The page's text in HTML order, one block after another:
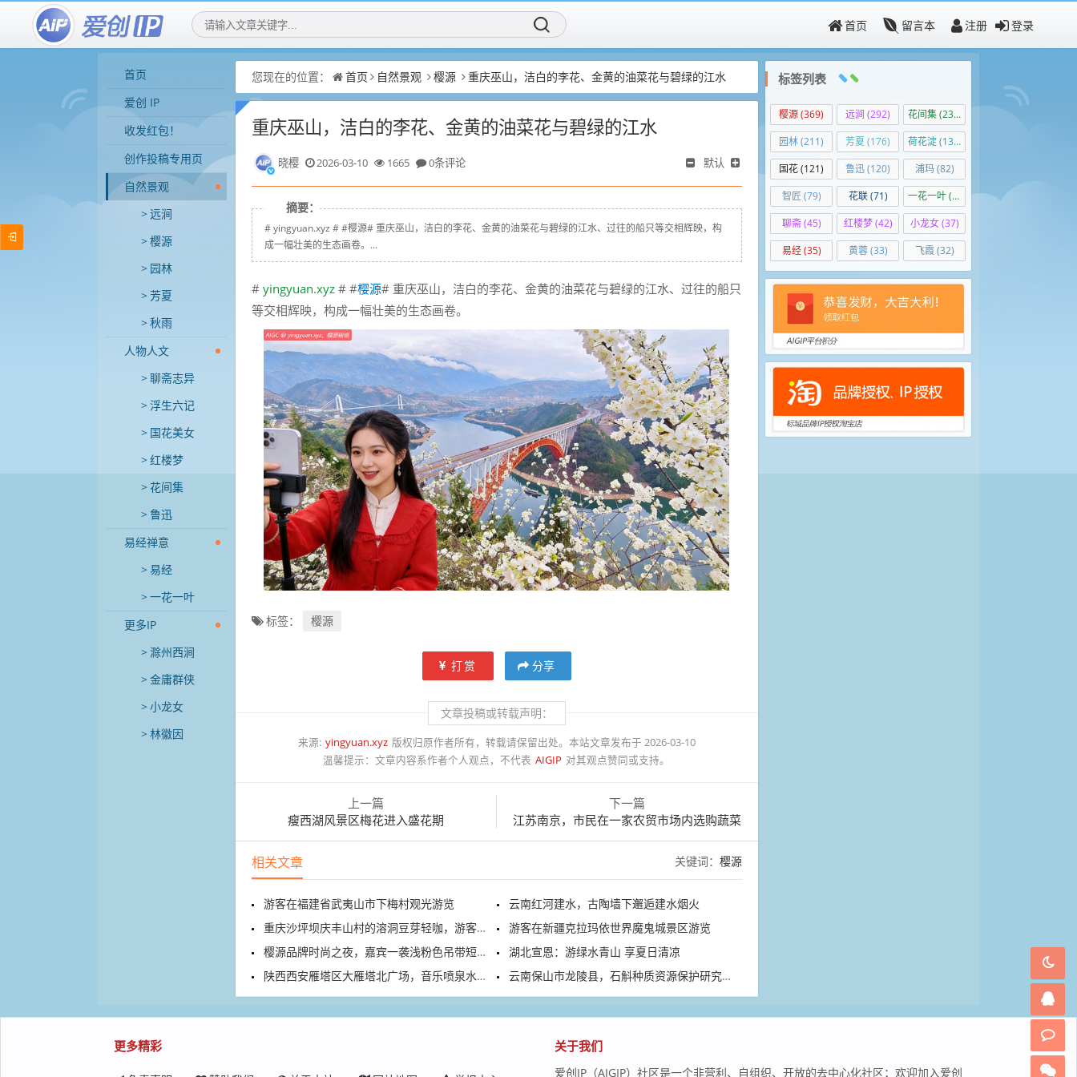
首页 留言本 注册 登录
首页
爱创 IP
收发红包！
创作投稿专用页
自然景观
远涧
樱源
园林
芳夏
秋雨
人物人文
聊斋志异
浮生六记
国花美女
红楼梦
花间集
鲁迅
易经禅意
易经
一花一叶
更多IP
滁州西涧
金庸群侠
小龙女
林徽因
您现在的位置： 首页 自然景观 樱源 重庆巫山，洁白的李花、金黄的油菜花与碧绿的江水
重庆巫山，洁白的李花、金黄的油菜花与碧绿的江水
晓樱 2026-03-10 1665 0条评论 默认
摘要：
# yingyuan.xyz # #樱源# 重庆巫山，洁白的李花、金黄的油菜花与碧绿的江水、过往的船只等交相辉映，构
成一幅壮美的生态画卷。...
# yingyuan.xyz # #樱源# 重庆巫山，洁白的李花、金黄的油菜花与碧绿的江水、过往的船只
等交相辉映，构成一幅壮美的生态画卷。
标签： 樱源
打赏 分享
文章投稿或转载声明：
来源: yingyuan.xyz 版权归原作者所有，转载请保留出处。本站文章发布于 2026-03-10
温馨提示：文章内容系作者个人观点，不代表 AIGIP 对其观点赞同或支持。
上一篇
瘦西湖风景区梅花进入盛花期
下一篇
江苏南京，市民在一家农贸市场内选购蔬菜
相关文章 关键词： 樱源
游客在福建省武夷山市下梅村观光游览
云南红河建水，古陶墙下邂逅建水烟火
重庆沙坪坝庆丰山村的溶洞豆芽轻咖，游客正在游览打卡
游客在新疆克拉玛依世界魔鬼城景区游览
樱源品牌时尚之夜，嘉宾一袭浅粉色吊带短裙亮相
湖北宣恩：游绿水青山 享夏日清凉
陕西西安雁塔区大雁塔北广场，音乐喷泉水舞秀精彩上演
云南保山市龙陵县，石斛种质资源保护研究中心
标签列表
樱源(369) 远涧 (292) 花间集(236)
园林(211) 芳夏 (176) 荷花淀(139)
国花(121) 鲁迅(120) 浦玛(82)
智匠 (79) 花联(71) 一花一叶(50)
聊斋(45) 红楼梦(42) 小龙女(37)
易经(35) 黄蓉(33) 飞霞 (32)
更多精彩 关于我们
爱创IP（AIGIP）社区是一个非营利、自组织、开放的去中心化社区；欢迎加入爱创